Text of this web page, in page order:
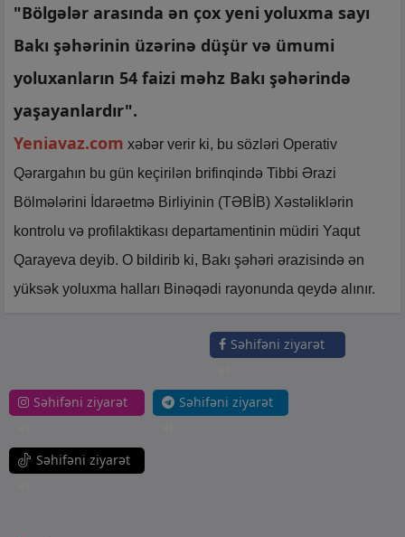
"Bölgələr arasında ən çox yeni yoluxma sayı
Bakı şəhərinin üzərinə düşür və ümumi
yoluxanların 54 faizi məhz Bakı şəhərində
yaşayanlardır".
Yeniavaz.com xəbər verir ki, bu sözləri Operativ
Qərargahın bu gün keçirilən brifinqində Tibbi Ərazi
Bölmələrini İdarəetmə Birliyinin (TƏBİB) Xəstəliklərin
kontrolu və profilaktikası departamentinin müdiri Yaqut
Qarayeva deyib. O bildirib ki, Bakı şəhəri ərazisində ən
yüksək yoluxma halları Binəqədi rayonunda qeydə alınır.
Səhifəni ziyarət
Səhifəni ziyarət
Səhifəni ziyarət
Səhifəni ziyarət